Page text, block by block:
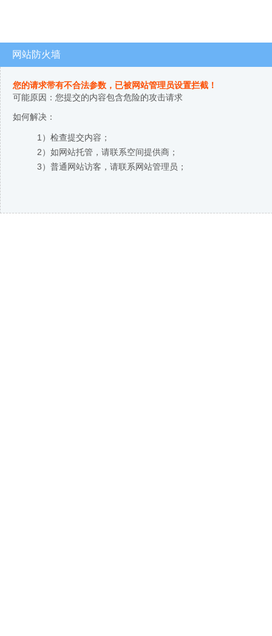
网站防火墙
您的请求带有不合法参数，已被网站管理员设置拦截！
可能原因：您提交的内容包含危险的攻击请求
如何解决：
1）检查提交内容；
2）如网站托管，请联系空间提供商；
3）普通网站访客，请联系网站管理员；